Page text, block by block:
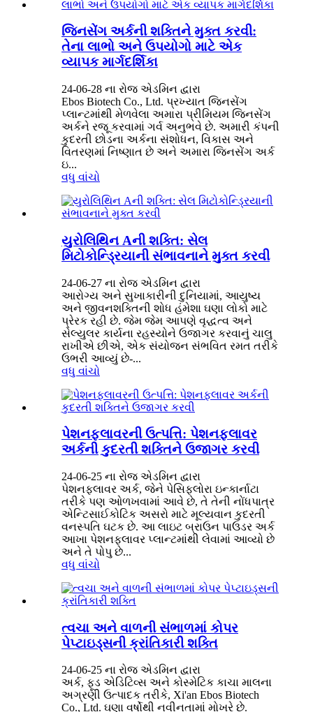
જિનસેંગ અર્કની શક્તિને મુક્ત કરવી:
તેના લાભો અને ઉપયોગો માટે એક
વ્યાપક માર્ગદર્શિકા
24-06-28 ના રોજ એડમિન દ્વારા
Ebos Biotech Co., Ltd. પ્રખ્યાત જિનસેંગ
પ્લાન્ટમાંથી મેળવેલા અમારા પ્રીમિયમ જિનસેંગ
અર્કને રજૂ કરવામાં ગર્વ અનુભવે છે. અમારી કંપની
કુદરતી છોડના અર્કના સંશોધન, વિકાસ અને
વિતરણમાં નિષ્ણાત છે અને અમારા જિનસેંગ અર્ક
ઇ...
વધુ વાંચો
યુરોલિથિન Aની શક્તિ: સેલ
મિટોકોન્ડ્રિયાની સંભાવનાને મુક્ત કરવી
24-06-27 ના રોજ એડમિન દ્વારા
આરોગ્ય અને સુખાકારીની દુનિયામાં, આયુષ્ય
અને જીવનશક્તિની શોધ હંમેશા ઘણા લોકો માટે
પ્રેરક રહી છે. જેમ જેમ આપણે વૃદ્ધત્વ અને
સેલ્યુલર કાર્યના રહસ્યોને ઉજાગર કરવાનું ચાલુ
રાખીએ છીએ, એક સંયોજન સંભવિત રમત તરીકે
ઉભરી આવ્યું છે-...
વધુ વાંચો
પેશનફ્લાવરની ઉત્પત્તિ: પેશનફ્લાવર
અર્કની કુદરતી શક્તિને ઉજાગર કરવી
24-06-25 ના રોજ એડમિન દ્વારા
પેશનફ્લાવર અર્ક, જેને પેસિફ્લોરા ઇન્કાર્નાટા
તરીકે પણ ઓળખવામાં આવે છે, તે તેની નોંધપાત્ર
એન્ટિસાઈકોટિક અસરો માટે મૂલ્યવાન કુદરતી
વનસ્પતિ ઘટક છે. આ લાઇટ બ્રાઉન પાઉડર અર્ક
આખા પેશનફ્લાવર પ્લાન્ટમાંથી લેવામાં આવ્યો છે
અને તે પોપુ છે...
વધુ વાંચો
ત્વચા અને વાળની ​​સંભાળમાં કોપર
પેપ્ટાઇડ્સની ક્રાંતિકારી શક્તિ
24-06-25 ના રોજ એડમિન દ્વારા
અર્ક, ફૂડ એડિટિવ્સ અને કોસ્મેટિક કાચા માલના
અગ્રણી ઉત્પાદક તરીકે, Xi'an Ebos Biotech
Co., Ltd. ઘણા વર્ષોથી નવીનતામાં મોખરે છે.